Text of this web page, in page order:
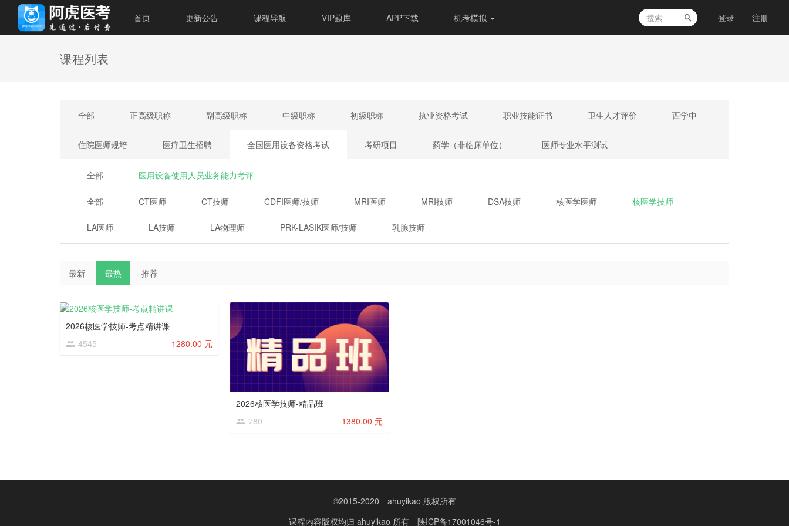
首页 更新公告 课程导航 VIP题库 APP下载 机考模拟 登录 注册
课程列表
全部 正高级职称 副高级职称 中级职称 初级职称 执业资格考试 职业技能证书 卫生人才评价 西学中
住院医师规培 医疗卫生招聘 全国医用设备资格考试 考研项目 药学（非临床单位） 医师专业水平测试
全部 医用设备使用人员业务能力考评
全部 CT医师 CT技师 CDFI医师/技师 MRI医师 MRI技师 DSA技师 核医学医师 核医学技师
LA医师 LA技师 LA物理师 PRK-LASIK医师/技师 乳腺技师
最新 最热 推荐
2026核医学技师-考点精讲课
4545
1280.00 元
2026核医学技师-精品班
780
1380.00 元
©2015-2020
ahuyikao 版权所有
课程内容版权均归 ahuyikao 所有 陕ICP备17001046号-1